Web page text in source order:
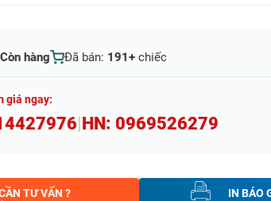
Còn hàng Đã bán: 191+ chiếc
giá ngay:
HN: 0969526279
TƯ VẤN ? IN BÁO